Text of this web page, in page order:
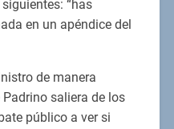
“has
en un apéndice del
de manera
saliera de los
público a ver si